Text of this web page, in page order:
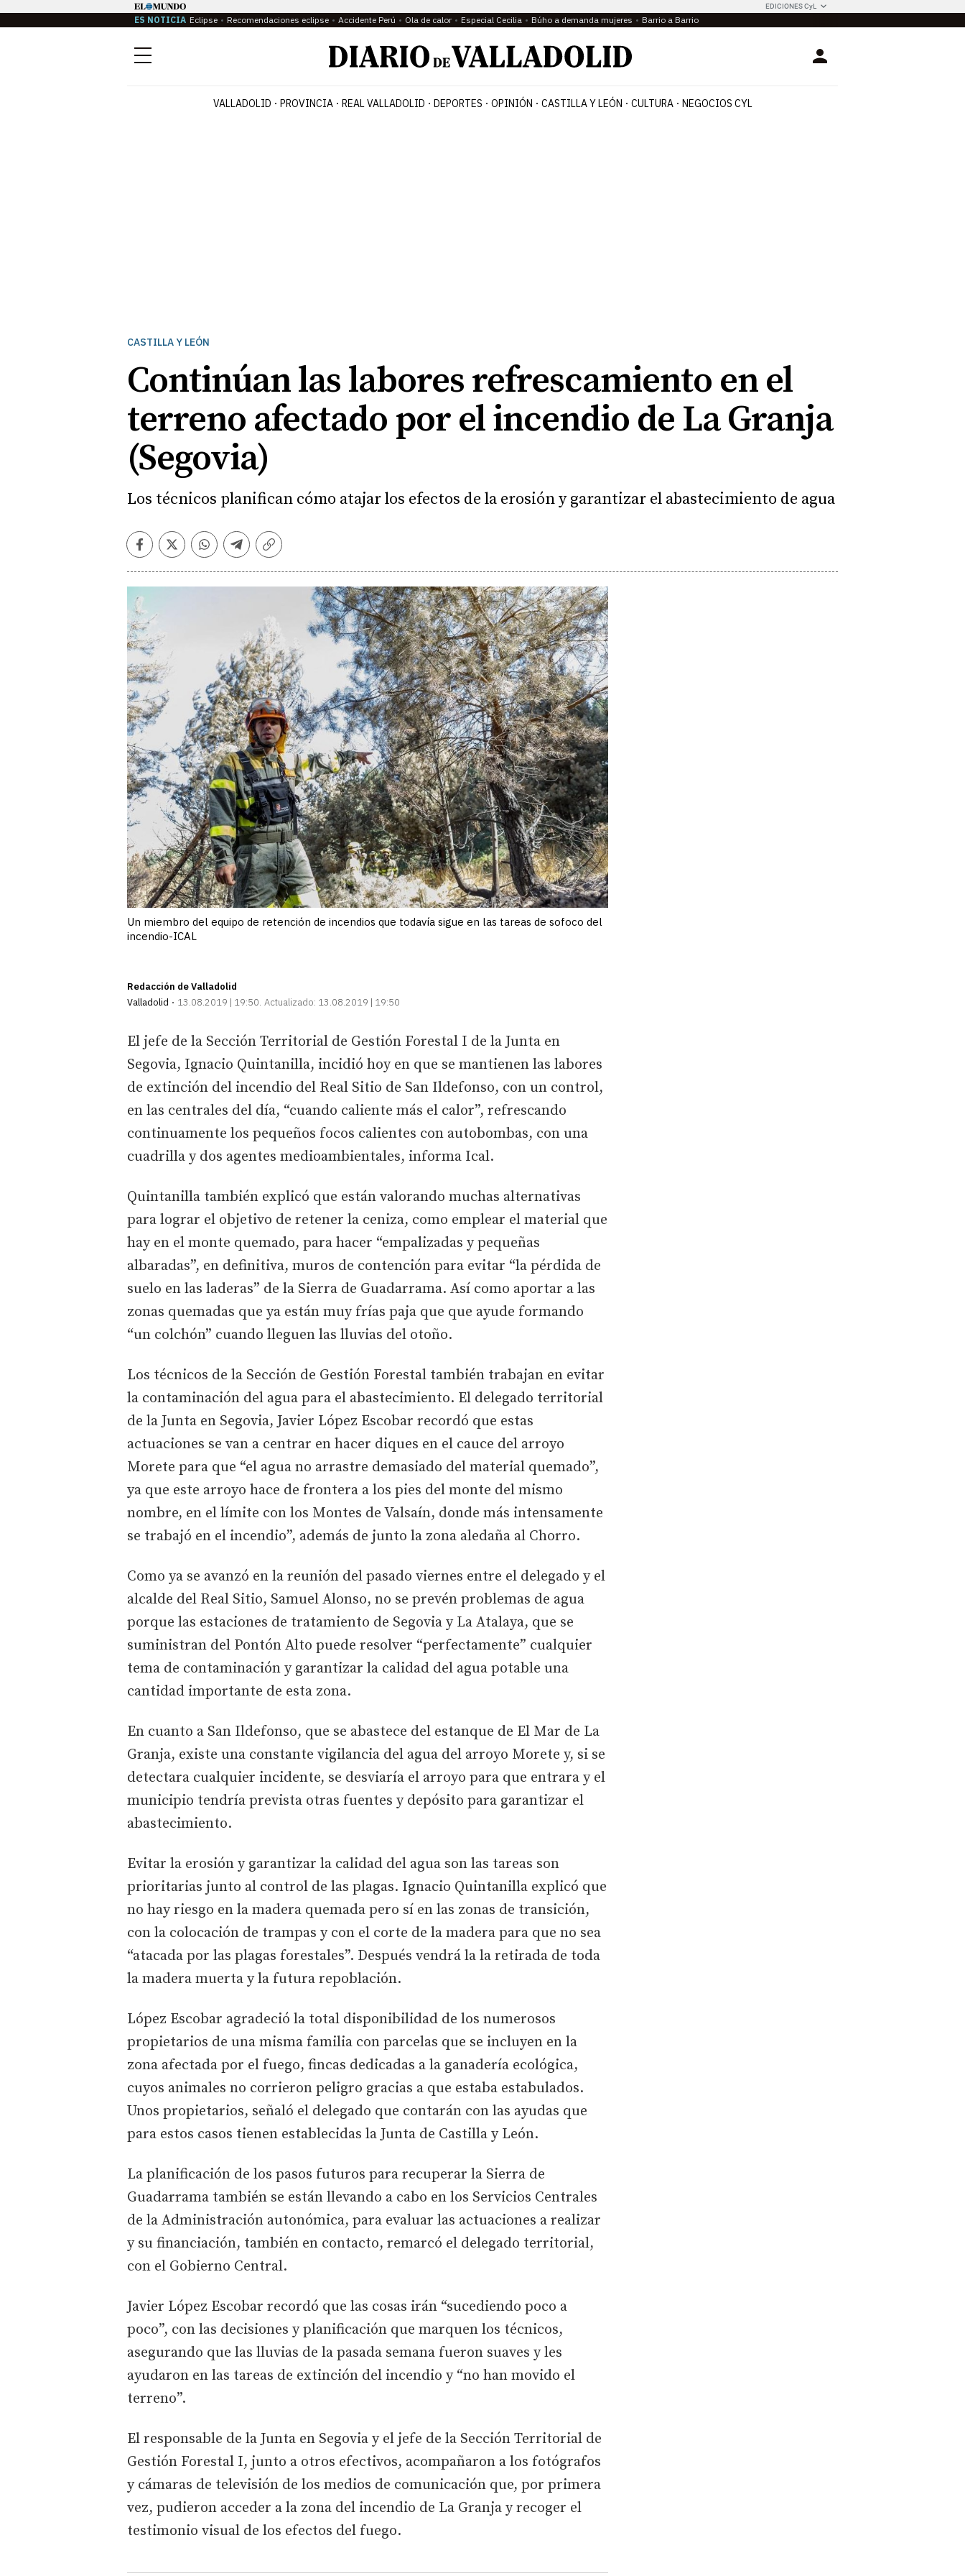
EDICIONES CyL
ES NOTICIA Eclipse Recomendaciones eclipse Accidente Perú Ola de calor Especial Cecilia Búho a demanda mujeres Barrio a Barrio
Menú Login
VALLADOLID PROVINCIA REAL VALLADOLID DEPORTES OPINIÓN CASTILLA Y LEÓN CULTURA NEGOCIOS CYL
CASTILLA Y LEÓN
Continúan las labores refrescamiento en el
terreno afectado por el incendio de La Granja
(Segovia)
Los técnicos planifican cómo atajar los efectos de la erosión y garantizar el abastecimiento de agua
Facebook
TwitterWhatsapp
Telegram
Copiar
Un miembro del equipo de retención de incendios que todavía sigue en las tareas de sofoco del
incendio-ICAL
Redacción de Valladolid
Valladolid
13.08.2019 | 19:50 Actualizado: 13.08.2019 | 19:50
El jefe de la Sección Territorial de Gestión Forestal I de la Junta en
Segovia, Ignacio Quintanilla, incidió hoy en que se mantienen las labores
de extinción del incendio del Real Sitio de San Ildefonso, con un control,
en las centrales del día, “cuando caliente más el calor”, refrescando
continuamente los pequeños focos calientes con autobombas, con una
cuadrilla y dos agentes medioambientales, informa Ical.
Quintanilla también explicó que están valorando muchas alternativas
para lograr el objetivo de retener la ceniza, como emplear el material que
hay en el monte quemado, para hacer “empalizadas y pequeñas
albaradas”, en definitiva, muros de contención para evitar “la pérdida de
suelo en las laderas” de la Sierra de Guadarrama. Así como aportar a las
zonas quemadas que ya están muy frías paja que que ayude formando
“un colchón” cuando lleguen las lluvias del otoño.
Los técnicos de la Sección de Gestión Forestal también trabajan en evitar
la contaminación del agua para el abastecimiento. El delegado territorial
de la Junta en Segovia, Javier López Escobar recordó que estas
actuaciones se van a centrar en hacer diques en el cauce del arroyo
Morete para que “el agua no arrastre demasiado del material quemado”,
ya que este arroyo hace de frontera a los pies del monte del mismo
nombre, en el límite con los Montes de Valsaín, donde más intensamente
se trabajó en el incendio”, además de junto la zona aledaña al Chorro.
Como ya se avanzó en la reunión del pasado viernes entre el delegado y el
alcalde del Real Sitio, Samuel Alonso, no se prevén problemas de agua
porque las estaciones de tratamiento de Segovia y La Atalaya, que se
suministran del Pontón Alto puede resolver “perfectamente” cualquier
tema de contaminación y garantizar la calidad del agua potable una
cantidad importante de esta zona.
En cuanto a San Ildefonso, que se abastece del estanque de El Mar de La
Granja, existe una constante vigilancia del agua del arroyo Morete y, si se
detectara cualquier incidente, se desviaría el arroyo para que entrara y el
municipio tendría prevista otras fuentes y depósito para garantizar el
abastecimiento.
Evitar la erosión y garantizar la calidad del agua son las tareas son
prioritarias junto al control de las plagas. Ignacio Quintanilla explicó que
no hay riesgo en la madera quemada pero sí en las zonas de transición,
con la colocación de trampas y con el corte de la madera para que no sea
“atacada por las plagas forestales”. Después vendrá la la retirada de toda
la madera muerta y la futura repoblación.
López Escobar agradeció la total disponibilidad de los numerosos
propietarios de una misma familia con parcelas que se incluyen en la
zona afectada por el fuego, fincas dedicadas a la ganadería ecológica,
cuyos animales no corrieron peligro gracias a que estaba estabulados.
Unos propietarios, señaló el delegado que contarán con las ayudas que
para estos casos tienen establecidas la Junta de Castilla y León.
La planificación de los pasos futuros para recuperar la Sierra de
Guadarrama también se están llevando a cabo en los Servicios Centrales
de la Administración autonómica, para evaluar las actuaciones a realizar
y su financiación, también en contacto, remarcó el delegado territorial,
con el Gobierno Central.
Javier López Escobar recordó que las cosas irán “sucediendo poco a
poco”, con las decisiones y planificación que marquen los técnicos,
asegurando que las lluvias de la pasada semana fueron suaves y les
ayudaron en las tareas de extinción del incendio y “no han movido el
terreno”.
El responsable de la Junta en Segovia y el jefe de la Sección Territorial de
Gestión Forestal I, junto a otros efectivos, acompañaron a los fotógrafos
y cámaras de televisión de los medios de comunicación que, por primera
vez, pudieron acceder a la zona del incendio de La Granja y recoger el
testimonio visual de los efectos del fuego.